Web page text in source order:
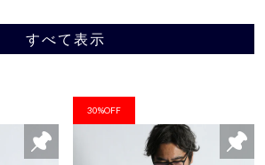
すべて表示
30%OFF